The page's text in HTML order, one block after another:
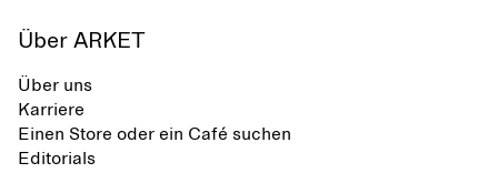
Über ARKET
Über uns
Karriere
Einen Store oder ein Café suchen
Editorials